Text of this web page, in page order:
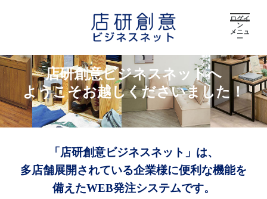
ログイ
ン
メニュ
ー
店研創意ビジネスネットへ
ようこそお越しくださいました！
「店研創意ビジネスネット」は、
多店舗展開されている企業様に便利な機能を
備えたWEB発注システムです。